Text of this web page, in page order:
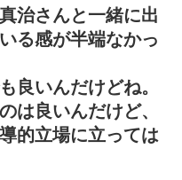
治さんと一緒に出
る感が半端なかっ
良いんだけどね。
は良いんだけど、
的立場に立っては